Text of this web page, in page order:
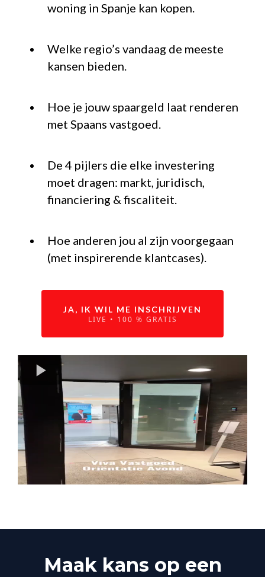
woning in Spanje kan kopen.
Welke regio’s vandaag de meeste
kansen bieden.
Hoe je jouw spaargeld laat renderen
met Spaans vastgoed.
De 4 pijlers die elke investering
moet dragen: markt, juridisch,
financiering & fiscaliteit.
Hoe anderen jou al zijn voorgegaan
(met inspirerende klantcases).
JA, IK WIL ME INSCHRIJVEN
LIVE • 100 % GRATIS
Maak kans op een